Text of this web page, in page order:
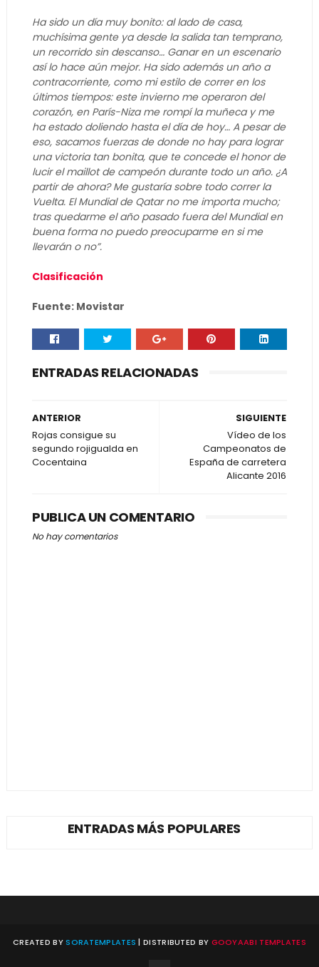
Ha sido un día muy bonito: al lado de casa,
muchísima gente ya desde la salida tan temprano,
un recorrido sin descanso… Ganar en un escenario
así lo hace aún mejor. Ha sido además un año a
contracorriente, como mi estilo de correr en los
últimos tiempos: este invierno me operaron del
corazón, en París-Niza me rompí la muñeca y me
ha estado doliendo hasta el día de hoy… A pesar de
eso, sacamos fuerzas de donde no hay para lograr
una victoria tan bonita, que te concede el honor de
lucir el maillot de campeón durante todo un año. ¿A
partir de ahora? Me gustaría sobre todo correr la
Vuelta. El Mundial de Qatar no me importa mucho;
tras quedarme el año pasado fuera del Mundial en
buena forma no puedo preocuparme en si me
llevarán o no”.
Clasificación
Fuente: Movistar
ENTRADAS RELACIONADAS
SIGUIENTE
Vídeo de los
Campeonatos de
España de carretera
Alicante 2016
ANTERIOR
Rojas consigue su
segundo rojigualda en
Cocentaina
PUBLICA UN COMENTARIO
No hay comentarios
ENTRADAS MÁS POPULARES
CREATED BYSORATEMPLATES | DISTRIBUTED BY GOOYAABI TEMPLATES